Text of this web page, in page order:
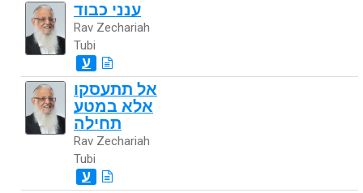
ענני כבוד
Rav Zechariah
Tubi
ע
אל תתעסקו
אלא במטע
תחילה
Rav Zechariah
Tubi
ע